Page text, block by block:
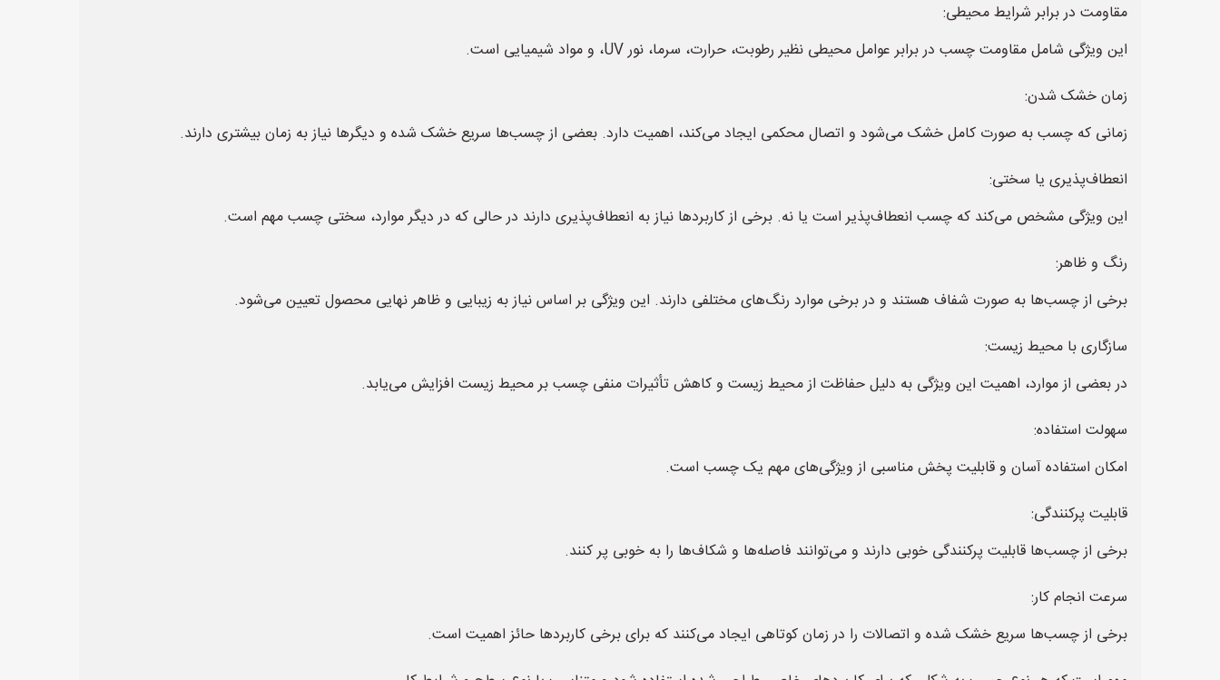
مقاومت در برابر شرایط محیطی:
این ویژگی شامل مقاومت چسب در برابر عوامل محیطی نظیر رطوبت، حرارت، سرما، نور UV، و مواد شیمیایی است.
زمان خشک شدن:
زمانی که چسب به صورت کامل خشک می‌شود و اتصال محکمی ایجاد می‌کند، اهمیت دارد. بعضی از چسب‌ها سریع خشک شده و دیگرها نیاز به زمان بیشتری دارند.
انعطاف‌پذیری یا سختی:
این ویژگی مشخص می‌کند که چسب انعطاف‌پذیر است یا نه. برخی از کاربردها نیاز به انعطاف‌پذیری دارند در حالی که در دیگر موارد، سختی چسب مهم است.
رنگ و ظاهر:
برخی از چسب‌ها به صورت شفاف هستند و در برخی موارد رنگ‌های مختلفی دارند. این ویژگی بر اساس نیاز به زیبایی و ظاهر نهایی محصول تعیین می‌شود.
سازگاری با محیط زیست:
در بعضی از موارد، اهمیت این ویژگی به دلیل حفاظت از محیط زیست و کاهش تأثیرات منفی چسب بر محیط زیست افزایش می‌یابد.
سهولت استفاده:
امکان استفاده آسان و قابلیت پخش مناسبی از ویژگی‌های مهم یک چسب است.
قابلیت پرکنندگی:
برخی از چسب‌ها قابلیت پرکنندگی خوبی دارند و می‌توانند فاصله‌ها و شکاف‌ها را به خوبی پر کنند.
سرعت انجام کار:
برخی از چسب‌ها سریع خشک شده و اتصالات را در زمان کوتاهی ایجاد می‌کنند که برای برخی کاربردها حائز اهمیت است.